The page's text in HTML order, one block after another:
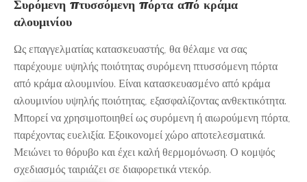
Συρόμενη πτυσσόμενη πόρτα από κράμα
αλουμινίου
Ως επαγγελματίας κατασκευαστής, θα θέλαμε να σας
παρέχουμε υψηλής ποιότητας συρόμενη πτυσσόμενη πόρτα
από κράμα αλουμινίου. Είναι κατασκευασμένο από κράμα
αλουμινίου υψηλής ποιότητας, εξασφαλίζοντας ανθεκτικότητα.
Μπορεί να χρησιμοποιηθεί ως συρόμενη ή αιωρούμενη πόρτα,
παρέχοντας ευελιξία. Εξοικονομεί χώρο αποτελεσματικά.
Μειώνει το θόρυβο και έχει καλή θερμομόνωση. Ο κομψός
σχεδιασμός ταιριάζει σε διαφορετικά ντεκόρ.